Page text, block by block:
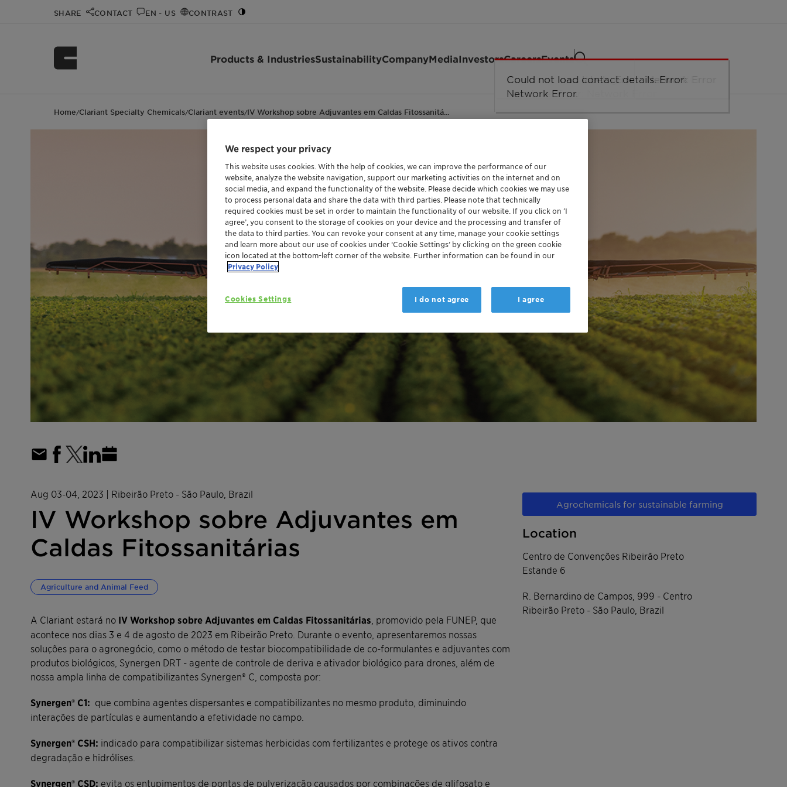
SHARE CONTACT EN - US CONTRAST
Products & IndustriesSustainabilityCompanyMediaInvestorsCareersEvents
Home/Clariant Specialty Chemicals/Clariant events/IV Workshop sobre Adjuvantes em Caldas Fitossanitá…
Aug 03-04, 2023 | Ribeirão Preto - São Paulo, Brazil
IV Workshop sobre Adjuvantes em
Caldas Fitossanitárias
Agriculture and Animal Feed
A Clariant estará no IV Workshop sobre Adjuvantes em Caldas Fitossanitárias , promovido pela FUNEP, que
acontece nos dias 3 e 4 de agosto de 2023 em Ribeirão Preto. Durante o evento, apresentaremos nossas
soluções para o agronegócio, como o método de testar biocompatibilidade de co-formulantes e adjuvantes com
produtos biológicos, Synergen DRT - agente de controle de deriva e ativador biológico para drones, além de
nossa ampla linha de compatibilizantes Synergen® C, composta por:
Synergen® C1: que combina agentes dispersantes e compatibilizantes no mesmo produto, diminuindo
interações de partículas e aumentando a efetividade no campo.
Synergen® CSH: indicado para compatibilizar sistemas herbicidas com fertilizantes e protege os ativos contra
degradação e hidrólises.
Synergen® CSD: evita os entupimentos de pontas de pulverização causados por combinações de glifosato e
Agrochemicals for sustainable farming
Location
Centro de Convenções Ribeirão Preto
Estande 6
R. Bernardino de Campos, 999 - Centro
Ribeirão Preto - São Paulo, Brazil
We respect your privacy
This website uses cookies. With the help of cookies, we can improve the performance of our
website, analyze the website navigation, support our marketing activities on the internet and on
social media, and expand the functionality of the website. Please decide which cookies we may use
to process personal data and share the data with third parties. Please note that technically
required cookies must be set in order to maintain the functionality of our website. If you click on ’I
agree’, you consent to the storage of cookies on your device and the processing and transfer of
the data to third parties. You can revoke your consent at any time, manage your cookie settings
and learn more about our use of cookies under ‘Cookie Settings’ by clicking on the green cookie
icon located at the bottom-left corner of the website. Further information can be found in our
Privacy Policy
Cookies Settings I do not agree I agree